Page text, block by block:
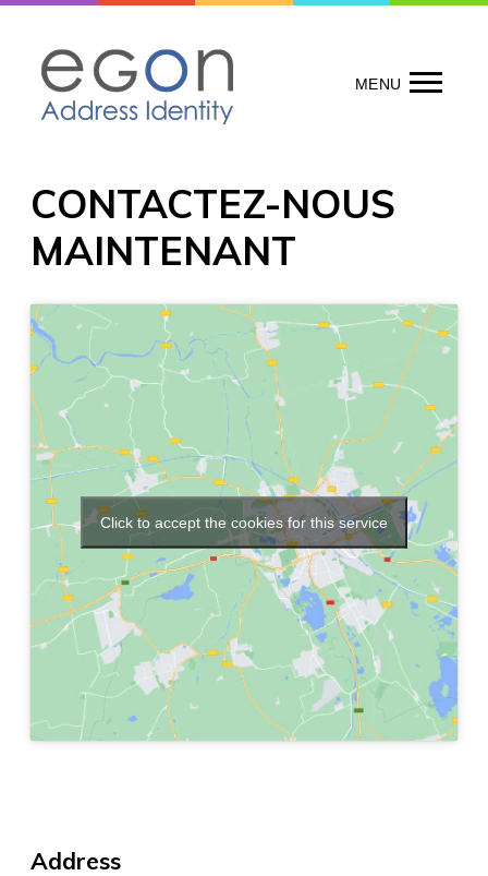
content
MENU
CONTACTEZ-NOUS
MAINTENANT
Click to accept the cookies for this service
Address